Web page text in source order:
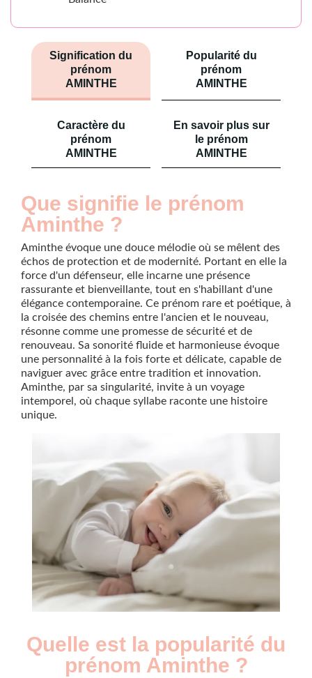
Signification du
prénom
AMINTHE
Popularité du
prénom
AMINTHE
Caractère du
prénom
AMINTHE
En savoir plus sur
le prénom
AMINTHE
Que signifie le prénom
Aminthe ?
Aminthe évoque une douce mélodie où se mêlent des
échos de protection et de modernité. Portant en elle la
force d'un défenseur, elle incarne une présence
rassurante et bienveillante, tout en s'habillant d'une
élégance contemporaine. Ce prénom rare et poétique, à
la croisée des chemins entre l'ancien et le nouveau,
résonne comme une promesse de sécurité et de
renouveau. Sa sonorité fluide et harmonieuse évoque
une personnalité à la fois forte et délicate, capable de
naviguer avec grâce entre tradition et innovation.
Aminthe, par sa singularité, invite à un voyage
intemporel, où chaque syllabe raconte une histoire
unique.
Quelle est la popularité du
prénom Aminthe ?
Année
Nouveaux-
nés